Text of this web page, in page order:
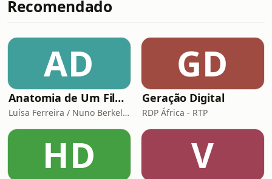
tradicional que traz o verdadeiro
sabor de Portugal diretamente para a
à portuguesa com batatinhas
douradas. É um prato simples,
reconfortante e perfeito para
partilhar
Recomendado
AD
Anatomia de Um Filme de Terror
Luísa Ferreira / Nuno Berkeley Cotter
GD
Geração Digital
RDP África - RTP
HD V